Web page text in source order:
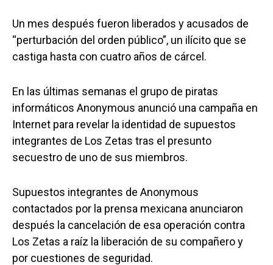
Un mes después fueron liberados y acusados de
“perturbación del orden público”, un ilícito que se
castiga hasta con cuatro años de cárcel.
En las últimas semanas el grupo de piratas
informáticos Anonymous anunció una campaña en
Internet para revelar la identidad de supuestos
integrantes de Los Zetas tras el presunto
secuestro de uno de sus miembros.
Supuestos integrantes de Anonymous
contactados por la prensa mexicana anunciaron
después la cancelación de esa operación contra
Los Zetas a raíz la liberación de su compañero y
por cuestiones de seguridad.